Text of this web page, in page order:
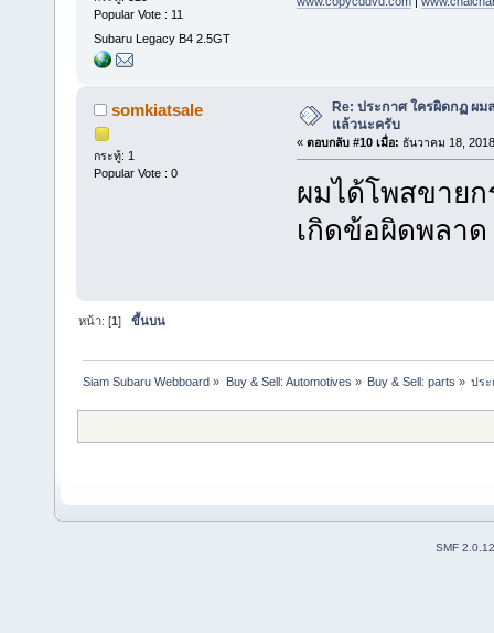
Popular Vote : 11
Subaru Legacy B4 2.5GT
somkiatsale
กระทู้: 1
Popular Vote : 0
Re: ประกาศ ใครผิดกฏ ผม
แล้วนะครับ
« ตอบกลับ #10 เมื่อ: ธันวาคม 18,
ผมได้โพสขาย
เกิดข้อผิดพลา
หน้า: [1]ขึ้นบน
Siam Subaru Webboard » Buy & Sell: Automotives » Buy & Sell: parts » ปร
SMF 2.0.12